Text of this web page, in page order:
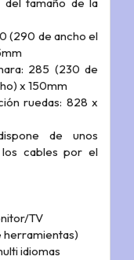
(290 de ancho el
285 (230 de
x 150mm
ruedas: 828 x
de unos
cables por el
TV
herramientas)
idiomas